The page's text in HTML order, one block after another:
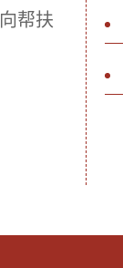
帮扶